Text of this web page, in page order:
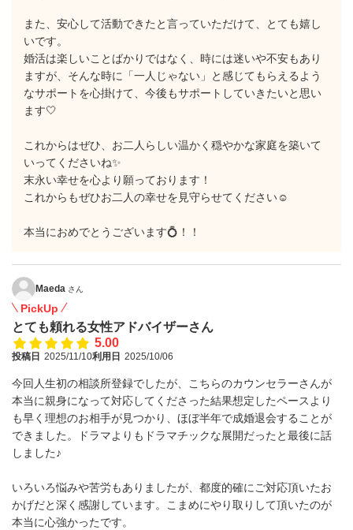
また、安心して活動できたと言っていただけて、とても嬉し
いです。
婚活は楽しいことばかりではなく、時には迷いや不安もあり
ますが、そんな時に「一人じゃない」と感じてもらえるよう
なサポートを心掛けて、今後もサポートしていきたいと思い
ます🤍
これからはぜひ、お二人らしい温かく穏やかな家庭を築いて
いってくださいね✨
末永い幸せを心より願っております！
これからもぜひお二人の幸せを見守らせてください☺️
本当におめでとうございます💍！！
Maeda さん
PickUp
とても頼れる女性アドバイザーさん
5.00
投稿日 2025/11/10利用日 2025/10/06
今回人生初の相談所登録でしたが、こちらのカウンセラーさんが
本当に親身になって対応してくださった結果想定したペースより
も早く理想のお相手が見つかり、ほぼ半年で成婚退会することが
できました。ドラマよりもドラマチックな展開だったと最後に話
しました♪
いろいろ悩みや苦労もありましたが、都度的確にご対応頂いたお
かげだと深く感謝しています。こまめにやり取りして頂いたのが
本当に心強かったです。